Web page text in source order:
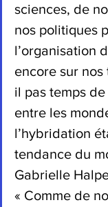
sciences, de
nos politiques
l’organisation
encore sur nos
il pas temps
entre les
l’hybridation
tendance du
Gabrielle
« Comme de